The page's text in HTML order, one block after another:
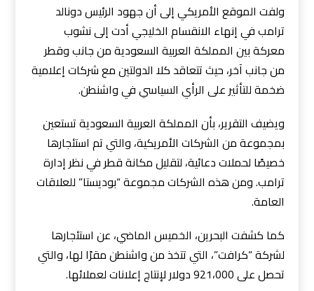
ولفت الموقع الأمريكي إلى أن جهود الرئيس دونالد
ترامب في إنهاء الانقسام الخليجي أدت إلى نشوب
معركة بين المملكة العربية السعودية من جانب وقطر
من جانب آخر، حيث تتعاقد كلا الدولتين مع شركات إعلامية
ضخمة للتأثير على الرأي السياسي في واشنطن.
ويضيف التقرير، بأن المملكة العربية السعودية تستعين
بمجموعة من الشركات الأمريكية، والتي تم استئجارها
خصيصًا لحملات دعائية، لتقليل مكانة قطر في نظر إدارة
ترامب. ومن هذه الشركات مجموعة “بوديستا” للعلاقات
العامة.
كما كشفت البحرين، الخميس الماضي، عن استئجارها
لشركة “كرافت”، التي تتخذ من واشنطن مقرًا لها، والتي
تحصل على 921،000 دولار لإنتاج إعلانات لعملائها.